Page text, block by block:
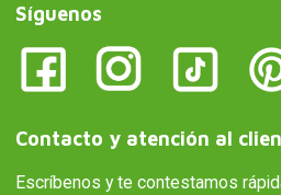
Síguenos
Contacto y atención al
Escríbenos y te contestamos